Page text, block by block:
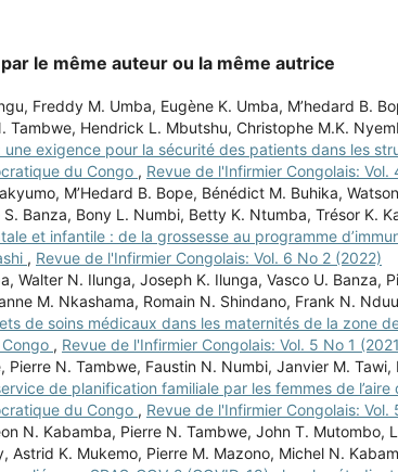
le même auteur ou la même autrice
Freddy M. Umba, Eugène K. Umba, M’hedard B.
Tambwe, Hendrick L. Mbutshu, Christophe M.K.
une exigence pour la sécurité des patients dans les
du Congo , Revue de l'Infirmier Congolais: Vol.
M’Hedard B. Bope, Bénédict M. Buhika,
S. Banza, Bony L. Numbi, Betty K. Ntumba, Trésor K.
et infantile : de la grossesse au programme
, Revue de l'Infirmier Congolais: Vol. 6 No 2 (2022)
Walter N. Ilunga, Joseph K. Ilunga, Vasco U. Banza,
M. Nkashama, Romain N. Shindano, Frank N.
de soins médicaux dans les maternités de la zone
, Revue de l'Infirmier Congolais: Vol. 5 No 1
Pierre N. Tambwe, Faustin N. Numbi, Janvier M.
de planification familiale par les femmes de
du Congo , Revue de l'Infirmier Congolais: Vol.
N. Kabamba, Pierre N. Tambwe, John T. Mutombo,
Astrid K. Mukemo, Pierre M. Mazono, Michel N.